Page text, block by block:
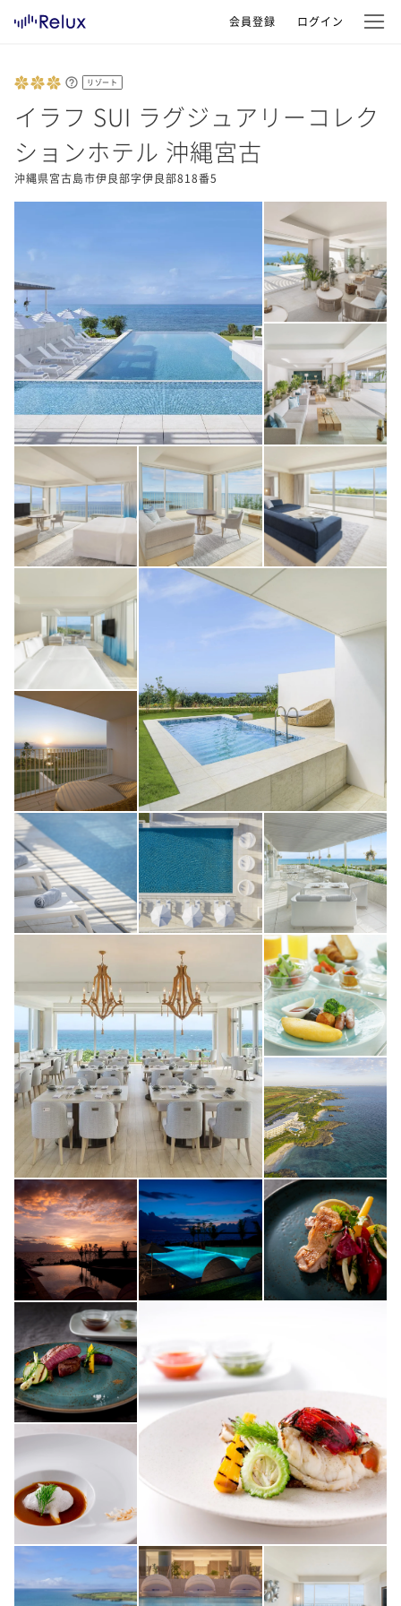
会員登録 ログイン
リゾート
イラフ SUI ラグジュアリーコレク
ションホテル 沖縄宮古
沖縄県宮古島市伊良部字伊良部818番5